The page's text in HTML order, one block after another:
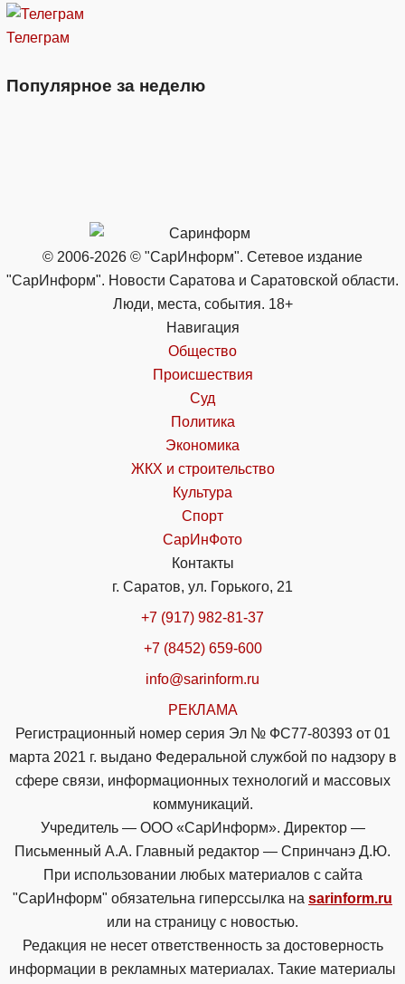
Телеграм
Популярное за неделю
© 2006-2026 © "СарИнформ". Сетевое издание
"СарИнформ". Новости Саратова и Саратовской области.
Люди, места, события. 18+
Навигация
Общество
Происшествия
Суд
Политика
Экономика
ЖКХ и строительство
Культура
Спорт
СарИнФото
Контакты
г. Саратов, ул. Горького, 21
+7 (917) 982-81-37
+7 (8452) 659-600
info@sarinform.ru
РЕКЛАМА
Регистрационный номер серия Эл № ФС77-80393 от 01
марта 2021 г. выдано Федеральной службой по надзору в
сфере связи, информационных технологий и массовых
коммуникаций.
Учредитель — ООО «СарИнформ». Директор —
Письменный А.А. Главный редактор — Спринчанэ Д.Ю.
При использовании любых материалов с сайта
"СарИнформ" обязательна гиперссылка на sarinform.ru
или на страницу с новостью.
Редакция не несет ответственность за достоверность
информации в рекламных материалах. Такие материалы